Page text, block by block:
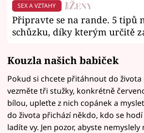
SEX A VZTAHY
Připravte se na rande. 5 tipů
schůzku, díky kterým určitě
Kouzla našich babiček
Pokud si chcete přitáhnout do
vezměte tři stužky, konkrétně
bílou, upleťte z nich copánek a
do života přichází někdo, kdo se
ladíte vy. Jen pozor, abyste